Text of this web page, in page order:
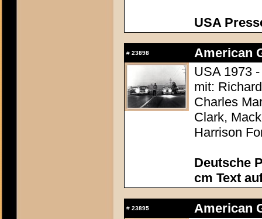
USA
# 23898
American
USA 1973
mit:
Charles
Clark,
Harrison
Deutsche
cm Text
# 23895
American